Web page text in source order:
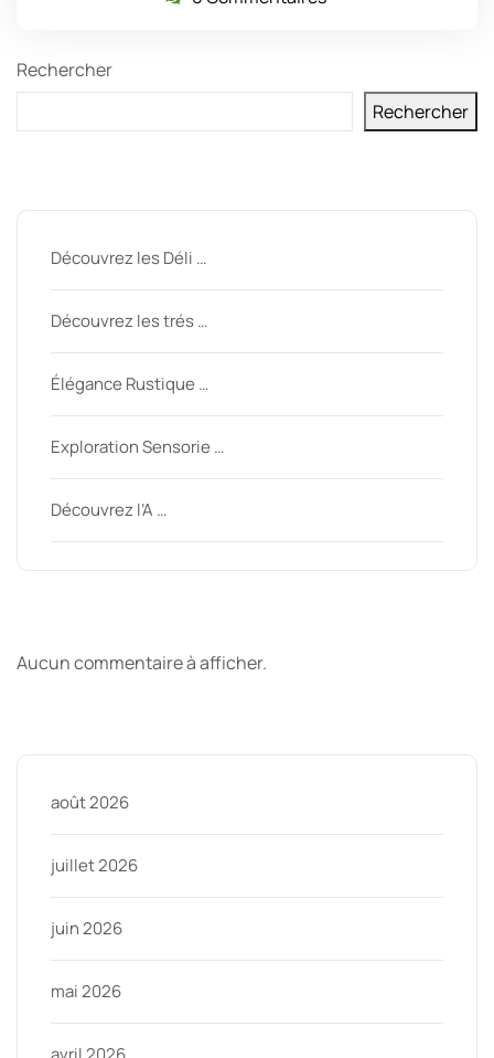
Rechercher
Rechercher
Découvrez les Déli …
Découvrez les trés …
Élégance Rustique …
Exploration Sensorie …
Découvrez l’A …
Aucun commentaire à afficher.
août 2026
juillet 2026
juin 2026
mai 2026